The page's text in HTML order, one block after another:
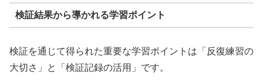
検証結果から導かれる学習ポイント
検証を通じて得られた重要な学習ポイントは「反復練習の
大切さ」と「検証記録の活用」です。